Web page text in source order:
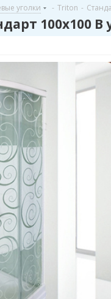
уголки - Triton -
100х100 В